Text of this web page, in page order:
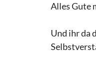
Alles Gute
Und ihr da